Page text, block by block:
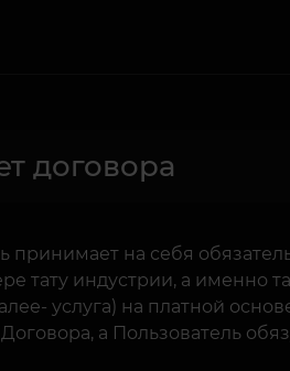
договора
принимает на себя
тату индустрии, а именно
услуга) на платной
а Пользователь